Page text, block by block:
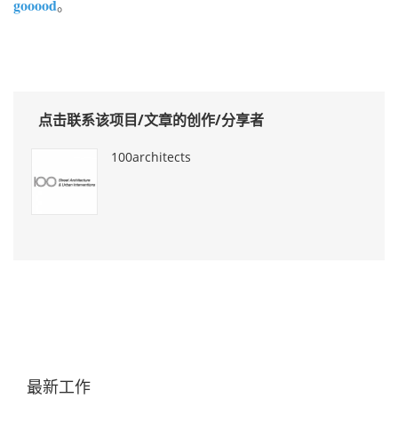
gooood。
点击联系该项目/文章的创作/分享者
100architects
最新工作